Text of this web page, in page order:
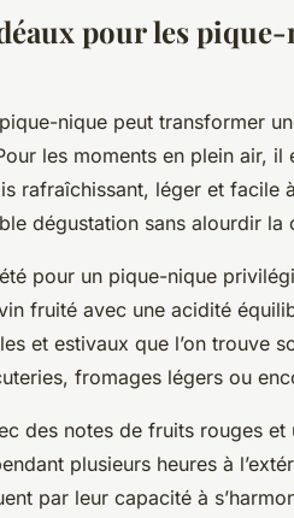
pour les
nique peut transformer
les moments en plein air, il
rafraîchissant, léger et facile
dégustation sans alourdir la
pour un pique-nique
fruité avec une acidité
et estivaux que l’on trouve
fromages légers ou
des notes de fruits rouges
plusieurs heures à
par leur capacité à